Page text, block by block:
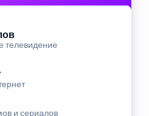
телевидение
и сериалов